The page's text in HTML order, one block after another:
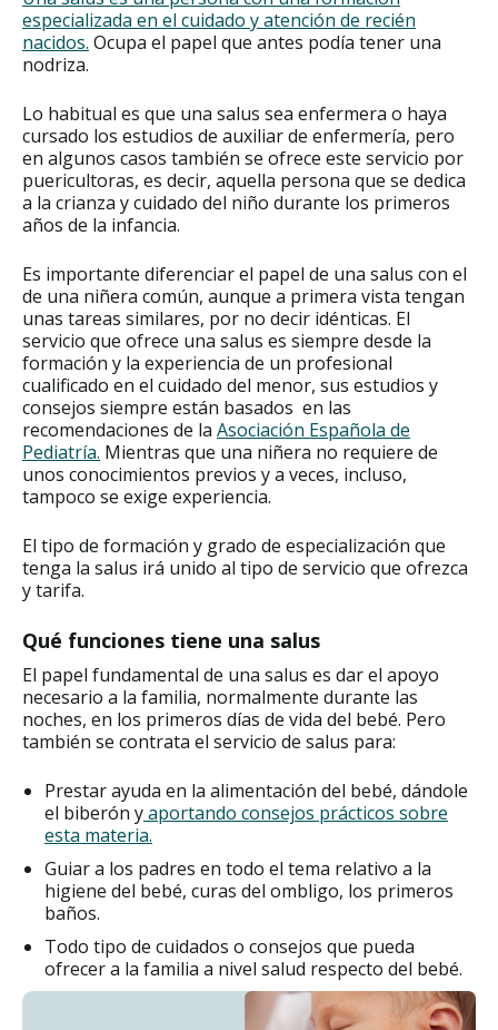
especializada en el cuidado y atención de recién
nacidos. Ocupa el papel que antes podía tener una
nodriza.
Lo habitual es que una salus sea enfermera o haya
cursado los estudios de auxiliar de enfermería, pero
en algunos casos también se ofrece este servicio por
puericultoras, es decir, aquella persona que se dedica
a la crianza y cuidado del niño durante los primeros
años de la infancia.
Es importante diferenciar el papel de una salus con el
de una niñera común, aunque a primera vista tengan
unas tareas similares, por no decir idénticas. El
servicio que ofrece una salus es siempre desde la
formación y la experiencia de un profesional
cualificado en el cuidado del menor, sus estudios y
consejos siempre están basados en las
recomendaciones de la Asociación Española de
Pediatría. Mientras que una niñera no requiere de
unos conocimientos previos y a veces, incluso,
tampoco se exige experiencia.
El tipo de formación y grado de especialización que
tenga la salus irá unido al tipo de servicio que ofrezca
y tarifa.
Qué funciones tiene una salus
El papel fundamental de una salus es dar el apoyo
necesario a la familia, normalmente durante las
noches, en los primeros días de vida del bebé. Pero
también se contrata el servicio de salus para:
Prestar ayuda en la alimentación del bebé, dándole
el biberón yaportando consejos prácticos sobre
esta materia.
Guiar a los padres en todo el tema relativo a la
higiene del bebé, curas del ombligo, los primeros
baños.
Todo tipo de cuidados o consejos que pueda
ofrecer a la familia a nivel salud respecto del bebé.